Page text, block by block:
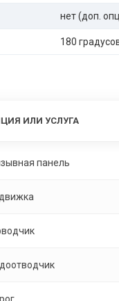
нет (доп.
180
ИЛИ УСЛУГА
панель